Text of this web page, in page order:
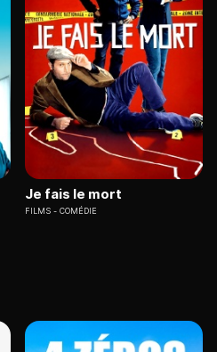
Je fais le mort
FILMS COMÉDIE